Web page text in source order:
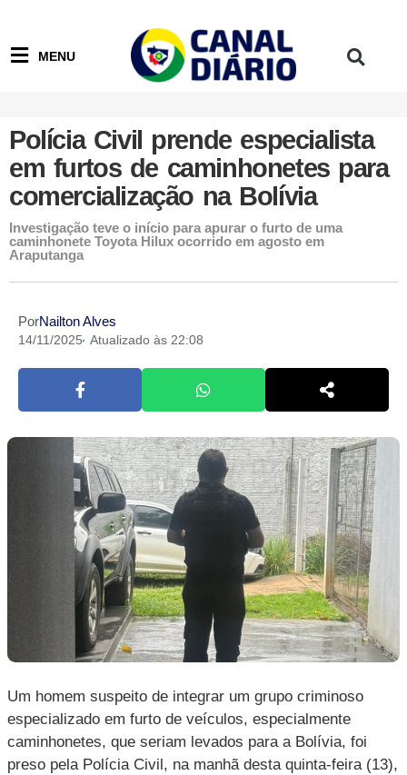
MENU
Polícia Civil prende especialista
em furtos de caminhonetes para
comercialização na Bolívia
Investigação teve o início para apurar o furto de uma
caminhonete Toyota Hilux ocorrido em agosto em
Araputanga
PorNailton Alves
14/11/2025 Atualizado às 22:08
Um homem suspeito de integrar um grupo criminoso
especializado em furto de veículos, especialmente
caminhonetes, que seriam levados para a Bolívia, foi
preso pela Polícia Civil, na manhã desta quinta-feira (13),